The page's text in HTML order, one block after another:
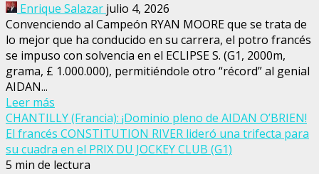
Enrique Salazar julio 4, 2026
Convenciendo al Campeón RYAN MOORE que se trata de
lo mejor que ha conducido en su carrera, el potro francés
se impuso con solvencia en el ECLIPSE S. (G1, 2000m,
grama, £ 1.000.000), permitiéndole otro “récord” al genial
AIDAN...
Leer más
CHANTILLY (Francia): ¡Dominio pleno de AIDAN O’BRIEN!
El francés CONSTITUTION RIVER lideró una trifecta para
su cuadra en el PRIX DU JOCKEY CLUB (G1)
5 min de lectura